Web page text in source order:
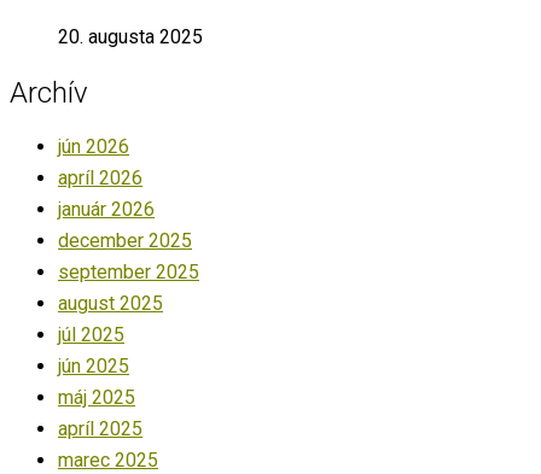
20. augusta 2025
Archív
jún 2026
apríl 2026
január 2026
december 2025
september 2025
august 2025
júl 2025
jún 2025
máj 2025
apríl 2025
marec 2025